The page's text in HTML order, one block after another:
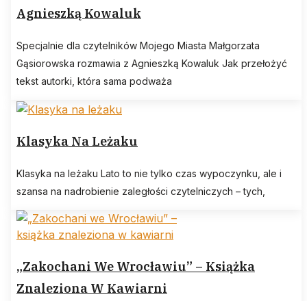
Agnieszką Kowaluk
Specjalnie dla czytelników Mojego Miasta Małgorzata
Gąsiorowska rozmawia z Agnieszką Kowaluk Jak przełożyć
tekst autorki, która sama podważa
Klasyka Na Leżaku
Klasyka na leżaku Lato to nie tylko czas wypoczynku, ale i
szansa na nadrobienie zaległości czytelniczych – tych,
„Zakochani We Wrocławiu” – Książka
Znaleziona W Kawiarni